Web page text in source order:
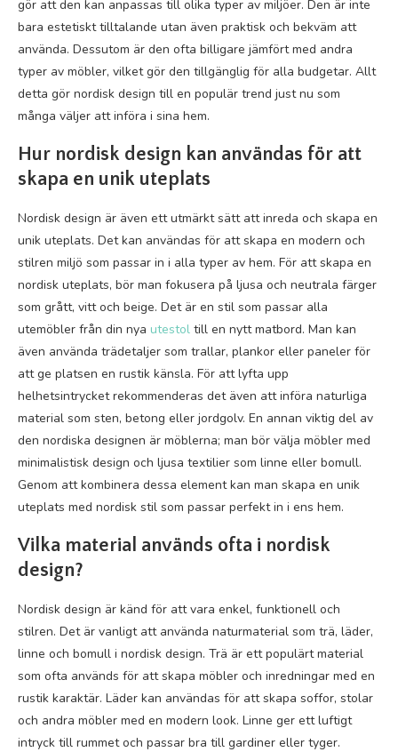
gör att den kan anpassas till olika typer av miljöer. Den är inte
bara estetiskt tilltalande utan även praktisk och bekväm att
använda. Dessutom är den ofta billigare jämfört med andra
typer av möbler, vilket gör den tillgänglig för alla budgetar. Allt
detta gör nordisk design till en populär trend just nu som
många väljer att införa i sina hem.
Hur nordisk design kan användas för att
skapa en unik uteplats
Nordisk design är även ett utmärkt sätt att inreda och skapa en
unik uteplats. Det kan användas för att skapa en modern och
stilren miljö som passar in i alla typer av hem. För att skapa en
nordisk uteplats, bör man fokusera på ljusa och neutrala färger
som grått, vitt och beige. Det är en stil som passar alla
utemöbler från din nya utestol till en nytt matbord. Man kan
även använda trädetaljer som trallar, plankor eller paneler för
att ge platsen en rustik känsla. För att lyfta upp
helhetsintrycket rekommenderas det även att införa naturliga
material som sten, betong eller jordgolv. En annan viktig del av
den nordiska designen är möblerna; man bör välja möbler med
minimalistisk design och ljusa textilier som linne eller bomull.
Genom att kombinera dessa element kan man skapa en unik
uteplats med nordisk stil som passar perfekt in i ens hem.
Vilka material används ofta i nordisk
design?
Nordisk design är känd för att vara enkel, funktionell och
stilren. Det är vanligt att använda naturmaterial som trä, läder,
linne och bomull i nordisk design. Trä är ett populärt material
som ofta används för att skapa möbler och inredningar med en
rustik karaktär. Läder kan användas för att skapa soffor, stolar
och andra möbler med en modern look. Linne ger ett luftigt
intryck till rummet och passar bra till gardiner eller tyger.